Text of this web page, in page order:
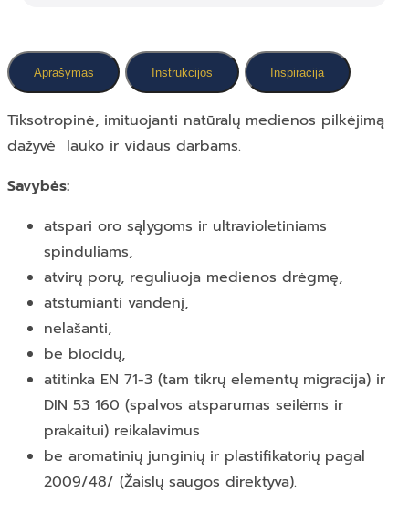
Aprašymas Instrukcijos Inspiracija
Tiksotropinė, imituojanti natūralų medienos pilkėjimą
dažyvė lauko ir vidaus darbams.
Savybės:
atspari oro sąlygoms ir ultravioletiniams
spinduliams,
atvirų porų, reguliuoja medienos drėgmę,
atstumianti vandenį,
nelašanti,
be biocidų,
atitinka EN 71-3 (tam tikrų elementų migracija) ir
DIN 53 160 (spalvos atsparumas seilėms ir
prakaitui) reikalavimus
be aromatinių junginių ir plastifikatorių pagal
2009/48/ (Žaislų saugos direktyva).